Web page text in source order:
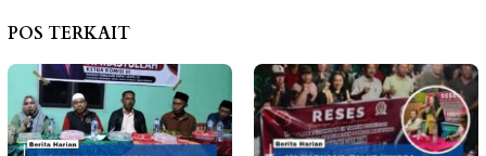
POS TERKAIT